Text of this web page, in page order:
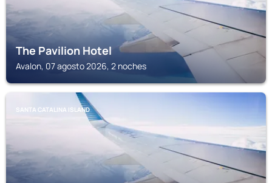
The Pavilion Hotel
Avalon, 07 agosto 2026, 2 noches
SANTA CATALINA ISLAND